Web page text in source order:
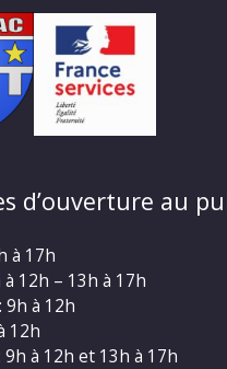
d’ouverture au
à 17h
12h – 13h à 17h
9h à 12h
12h
9h à 12h et 13h à 17h